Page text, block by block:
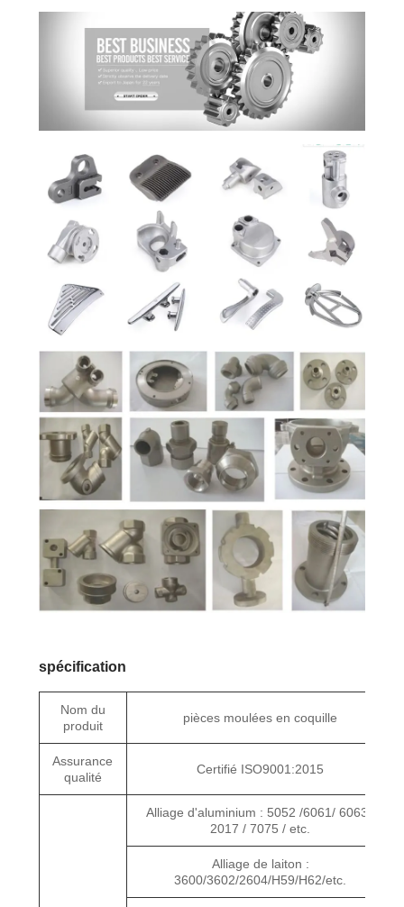
spécification
Nom du
produit
pièces moulées en coquille
Assurance
qualité
Certifié ISO9001:2015
Alliage d'aluminium : 5052 /6061/ 6063 /
2017 / 7075 / etc.
Alliage de laiton :
3600/3602/2604/H59/H62/etc.